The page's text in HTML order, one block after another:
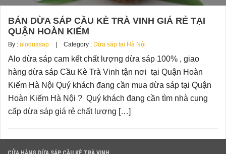
BÁN DỪA SÁP CẦU KÈ TRÀ VINH GIÁ RẺ TẠI
QUẬN HOÀN KIẾM
By : aloduasap Category : Dừa sáp tại Hà Nội
Alo dừa sáp cam kết chất lượng dừa sáp 100% , giao
hàng dừa sáp Cầu Kè Trà Vinh tận nơi tại Quận Hoàn
Kiếm Hà Nội Quý khách đang cần mua dừa sáp tại Quận
Hoàn Kiếm Hà Nội ? Quý khách đang cần tìm nhà cung
cấp dừa sáp giá rẻ chất lượng […]